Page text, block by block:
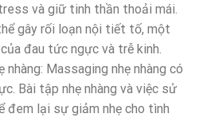
và giữ tinh thần thoải mái.
gây rối loạn nội tiết tố, một
đau tức ngực và trễ kinh.
Massaging nhẹ nhàng có
Bài tập nhẹ nhàng và việc sử
đem lại sự giảm nhẹ cho tình